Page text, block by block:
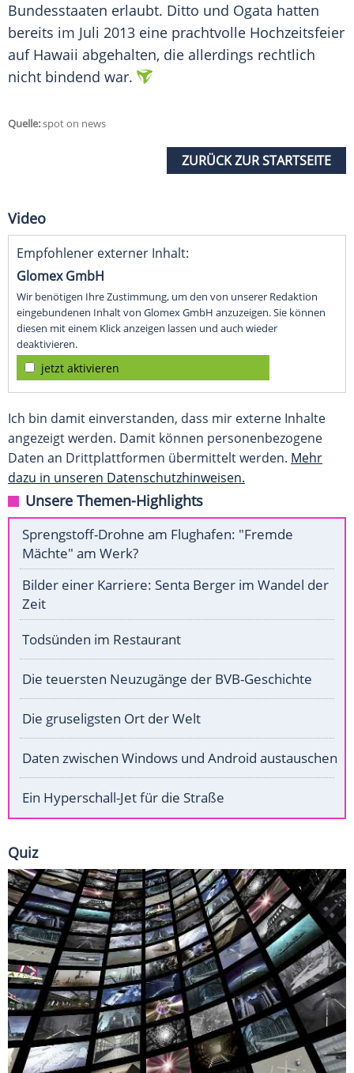
Bundesstaaten erlaubt. Ditto und Ogata hatten
bereits im Juli 2013 eine prachtvolle Hochzeitsfeier
auf Hawaii abgehalten, die allerdings rechtlich
nicht bindend war.
Quelle:spot on news
ZURÜCK ZUR STARTSEITE
Video
Empfohlener externer Inhalt:
Glomex GmbH
Wir benötigen Ihre Zustimmung, um den von unserer Redaktion
eingebundenen Inhalt von Glomex GmbH anzuzeigen. Sie können
diesen mit einem Klick anzeigen lassen und auch wieder
deaktivieren.
jetzt aktivieren
Ich bin damit einverstanden, dass mir externe Inhalte
angezeigt werden. Damit können personenbezogene
Daten an Drittplattformen übermittelt werden. Mehr
dazu in unseren Datenschutzhinweisen.
Unsere Themen-Highlights
Sprengstoff-Drohne am Flughafen: "Fremde
Mächte" am Werk?
Bilder einer Karriere: Senta Berger im Wandel der
Zeit
Todsünden im Restaurant
Die teuersten Neuzugänge der BVB-Geschichte
Die gruseligsten Ort der Welt
Daten zwischen Windows und Android austauschen
Ein Hyperschall-Jet für die Straße
Quiz